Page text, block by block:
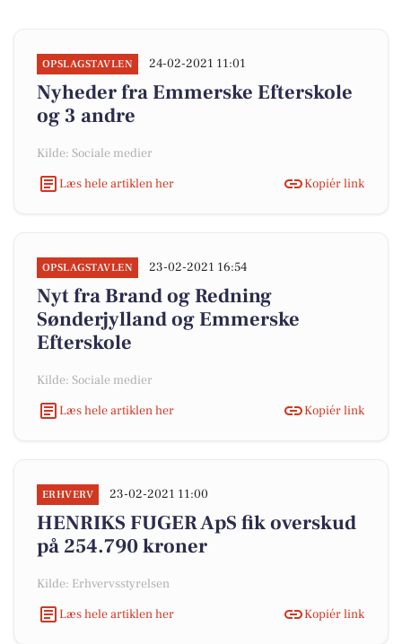
OPSLAGSTAVLEN 24-02-2021 11:01
Nyheder fra Emmerske Efterskole
og 3 andre
Kilde: Sociale medier
Læs hele artiklen her
Kopiér link
OPSLAGSTAVLEN 23-02-2021 16:54
Nyt fra Brand og Redning
Sønderjylland og Emmerske
Efterskole
Kilde: Sociale medier
Læs hele artiklen her
Kopiér link
ERHVERV 23-02-2021 11:00
HENRIKS FUGER ApS fik overskud
på 254.790 kroner
Kilde: Erhvervsstyrelsen
Læs hele artiklen her
Kopiér link